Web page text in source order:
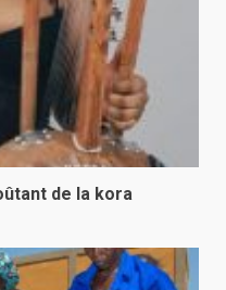
de la kora